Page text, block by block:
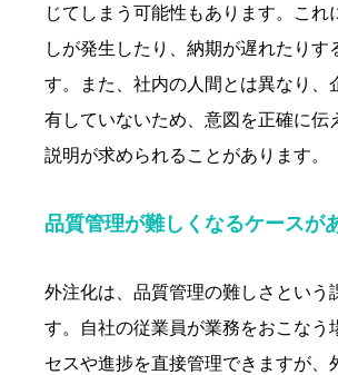
じてしまう可能性もあります。これ
しが発生したり、納期が遅れたりす
す。また、社内の人間とは異なり、
有していないため、意図を正確に伝
説明が求められることがあります。
品質管理が難しくなるケースが
外注化は、品質管理の難しさという
す。自社の従業員が業務をおこなう
セスや進捗を直接管理できますが、